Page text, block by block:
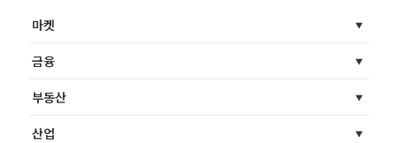
마켓
금융
부동산
산업